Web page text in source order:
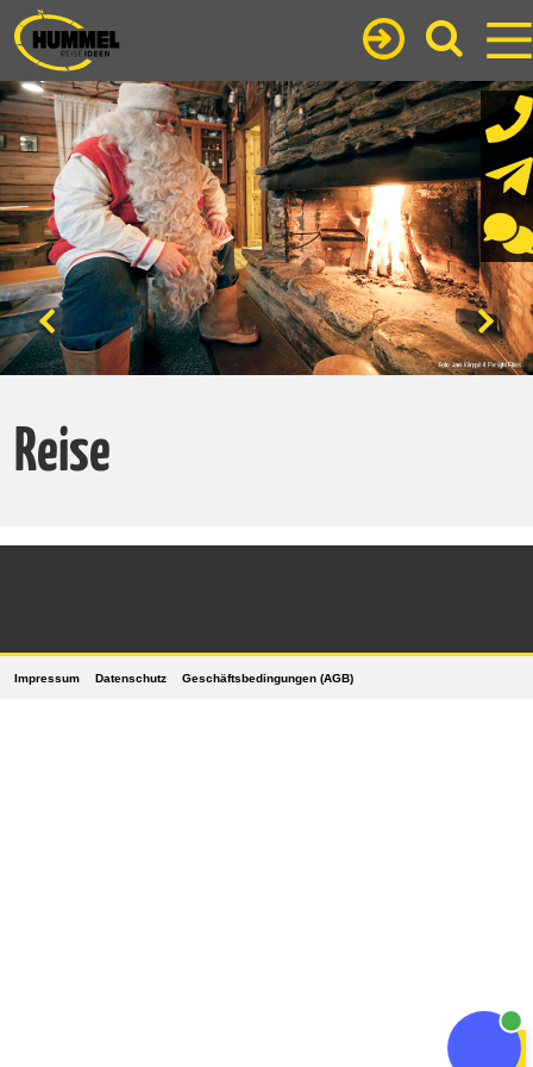
Reise
Impressum Datenschutz Geschäftsbedingungen (AGB)